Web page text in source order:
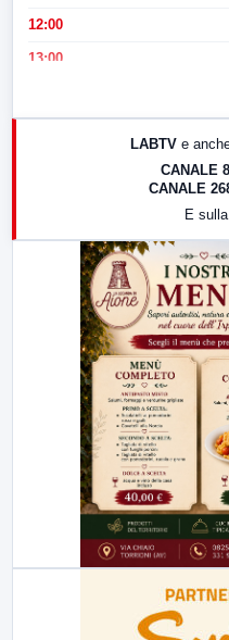
12:00
13:00
17:00
LABTV e
CANALE
CANALE
E